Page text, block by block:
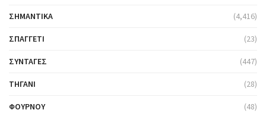
ΣΗΜΑΝΤΙΚΆ (4,416)
ΣΠΑΓΓΈΤΙ (23)
ΣΥΝΤΑΓΈΣ (447)
ΤΗΓΆΝΙ (28)
ΦΟΎΡΝΟΥ (48)